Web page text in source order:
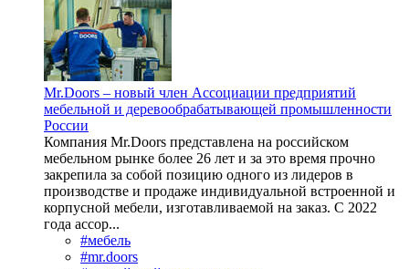
Mr.Doors – новый член Ассоциации предприятий
мебельной и деревообрабатывающей промышленности
России
Компания Mr.Doors представлена на российском
мебельном рынке более 26 лет и за это время прочно
закрепила за собой позицию одного из лидеров в
производстве и продаже индивидуальной встроенной и
корпусной мебели, изготавливаемой на заказ. С 2022
года ассор...
#мебель
#mr.doors